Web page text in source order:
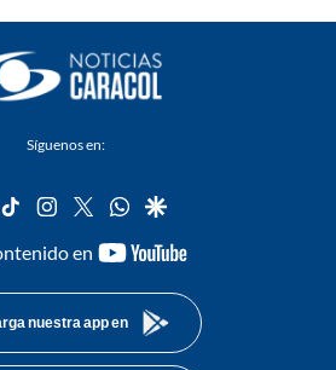
Síguenos en:
tiktok instagram
twitterwhatsapp
google
en
youtube-
nuestra app en